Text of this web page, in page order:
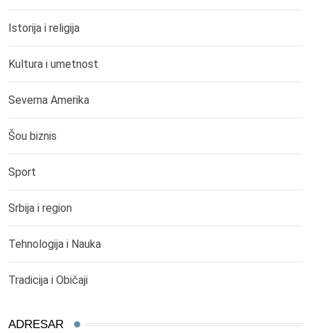
Istorija i religija
Kultura i umetnost
Severna Amerika
Šou biznis
Sport
Srbija i region
Tehnologija i Nauka
Tradicija i Običaji
ADRESAR